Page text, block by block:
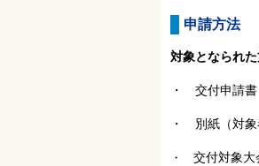
申請方法
対象となられ
・ 交付申請書
・ 別紙（対象
・ 交付対象大